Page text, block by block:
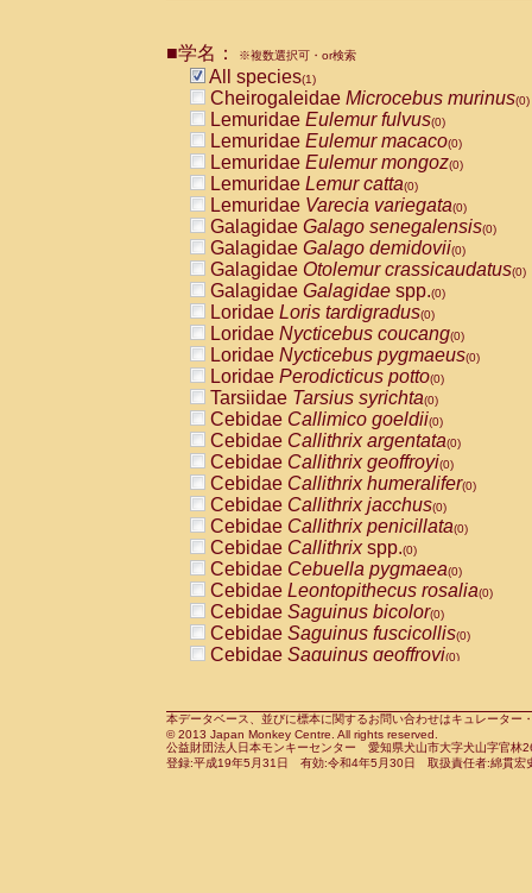
CebidaeCebus nigrivittatus
CebidaeCebus
CebidaeSaimiri boliviensis(0)
CebidaeSaimiri sciureus(0)
AtelidaeAlouatta caraya(0)
AtelidaeAlouatta fusca(0)
AtelidaeAlouatta seniculus
AtelidaeAlouattaspp.(0)
AtelidaeAteles belzebuth(0)
AtelidaeAteles geoffroyi(0)
AtelidaeAteles paniscus(0)
AtelidaeAtelesspp.(0)
Atelidae Lagothrix lagothricha
AtelidaeLagothrix lagothricha cana
PitheciidaeCacajao calvus
PitheciidaeCallicebus cupreus
PitheciidaeCallicebus donacophilus
PitheciidaeCallicebus moloch
PitheciidaeCallicebus torquatus
PitheciidaeCallicebusspp.(0)
PitheciidaeChiropotes satanas(0)
PitheciidaePithecia monachus
PitheciidaePithecia pithecia(0)
CercopithecidaeCercocebus agilis
CercopithecidaeCercocebus
CercopithecidaeCercocebus
CercopithecidaeCercocebus
CercopithecidaeCercocebus
CercopithecidaeCercocebushybrid
CercopithecidaePapio anubis(0)
CercopithecidaePapio cynocephalus
CercopithecidaePapio hamadryas(0)
■学名： ※複数選択可・or検索
All species(1)
Cheirogaleidae Microcebus murinus(0)
Lemuridae Eulemur fulvus(0)
Lemuridae Eulemur macaco(0)
Lemuridae Eulemur mongoz(0)
Lemuridae Lemur catta(0)
Lemuridae Varecia variegata(0)
Galagidae Galago senegalensis(0)
Galagidae Galago demidovii(0)
Galagidae Otolemur crassicaudatus(0)
Galagidae Galagidae spp.(0)
Loridae Loris tardigradus(0)
Loridae Nycticebus coucang(0)
Loridae Nycticebus pygmaeus(0)
Loridae Perodicticus potto(0)
Tarsiidae Tarsius syrichta(0)
Cebidae Callimico goeldii(0)
Cebidae Callithrix argentata(0)
Cebidae Callithrix geoffroyi(0)
Cebidae Callithrix humeralifer(0)
Cebidae Callithrix jacchus(0)
Cebidae Callithrix penicillata(0)
Cebidae Callithrixspp.(0)
Cebidae Cebuella pygmaea(0)
Cebidae Leontopithecus rosalia(0)
Cebidae Saguinus bicolor(0)
Cebidae Saguinus fuscicollis(0)
Cebidae Saguinus geoffroyi(0)
CebidaeSaguinus leucopus(0)
CebidaeSaguinus midas(0)
Cebidae Saguinus mystax(0)
本データベース、並びに標本に関するお問い合わせはキュレータ
© 2013 Japan Monkey Centre. All rights reserved.
公益財団法人日本モンキーセンター 愛知県犬山市大字犬山字官
登録:平成19年5月31日 有効:令和4年5月30日 取扱責任者:綿貫宏